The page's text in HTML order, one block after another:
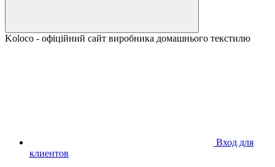
Koloco - офіційний сайт виробника домашнього текстилю
Вход для
клиентов